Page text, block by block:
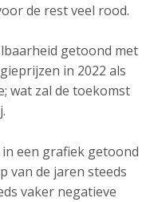
de rest veel rood.
getoond met
in 2022 als
wat zal de toekomst
een grafiek getoond
van de jaren steeds
vaker negatieve